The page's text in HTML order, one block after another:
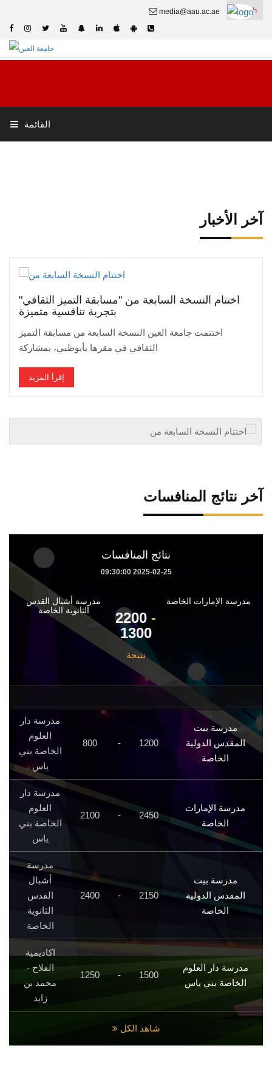
media@aau.ac.ae English
القائمة
آخر الأخبار
اختتام النسخة السابعة من "مسابقة التميز الثقافي"
بتجربة تنافسية متميزة
اختتمت جامعة العين النسخة السابعة من مسابقة التميز
الثقافي في مقرها بأبوظبي، بمشاركة
إقرأ المزيد
آخر نتائج المنافسات
نتائج المنافسات
2025-02-25 09:30:00
مدرسة أشبال القدس
الثانوية الخاصة
2200 -
1300
نتيجة
مدرسة الإمارات الخاصة
مدرسة بيت
المقدس الدولية
الخاصة
1200
-
800
مدرسة دار
العلوم
الخاصة بني
ياس
مدرسة الإمارات
الخاصة
2450
-
2100
مدرسة دار
العلوم
الخاصة بني
ياس
مدرسة بيت
المقدس الدولية
الخاصة
2150
-
2400
مدرسة
أشبال
القدس
الثانوية
الخاصة
مدرسة دار العلوم
الخاصة بني ياس
1500
-
1250
اكاديمية
الفلاح -
محمد بن
زايد
شاهد الكل